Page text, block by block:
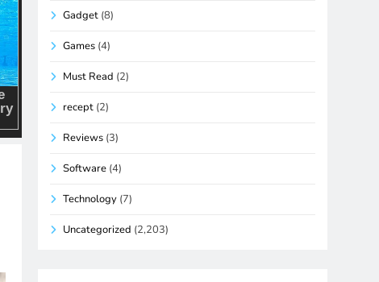
Gadget (8)
Games (4)
Must Read (2)
recept (2)
Reviews (3)
Software (4)
Technology (7)
Uncategorized (2,203)